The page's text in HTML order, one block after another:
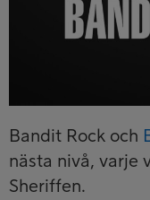
Bandit Rock och
nästa nivå, varje
Sheriffen.